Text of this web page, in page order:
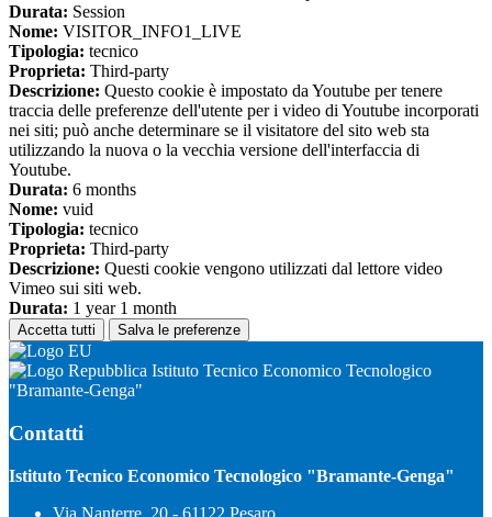
Durata: Session
Nome: VISITOR_INFO1_LIVE
Tipologia: tecnico
Proprieta: Third-party
Descrizione: Questo cookie è impostato da Youtube per tenere
traccia delle preferenze dell'utente per i video di Youtube incorporati
nei siti; può anche determinare se il visitatore del sito web sta
utilizzando la nuova o la vecchia versione dell'interfaccia di
Youtube.
Durata: 6 months
Nome: vuid
Tipologia: tecnico
Proprieta: Third-party
Descrizione: Questi cookie vengono utilizzati dal lettore video
Vimeo sui siti web.
Durata: 1 year 1 month
Accetta tutti Salva le preferenze
Istituto Tecnico Economico Tecnologico
"Bramante-Genga"
Contatti
Istituto Tecnico Economico Tecnologico "Bramante-Genga"
Via Nanterre, 20 - 61122 Pesaro